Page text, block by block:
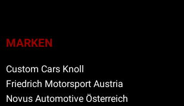
MARKEN
Custom Cars Knoll
Friedrich Motorsport Austria
Novus Automotive Österreich